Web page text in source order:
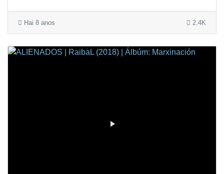
Hai 8 anos 2.4K